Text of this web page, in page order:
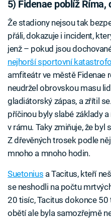
5) Fidenae poblíž
Že stadiony nejsou tak
přáli, dokazuje i incident,
jenž – pokud jsou
nejhorší sportovní
amfiteátr ve městě Fidenae
neudržel obrovskou masu
gladiátorský zápas, a zřítil se.
příčinou byly slabé základy
v rámu. Taky zmiňuje, že byl
Z dřevěných trosek podle
mnoho a mnoho hodin.
Suetonius a Tacitus, kteří
se neshodli na počtu
20 tisíc, Tacitus dokonce
obětí ale byla samozřejmě